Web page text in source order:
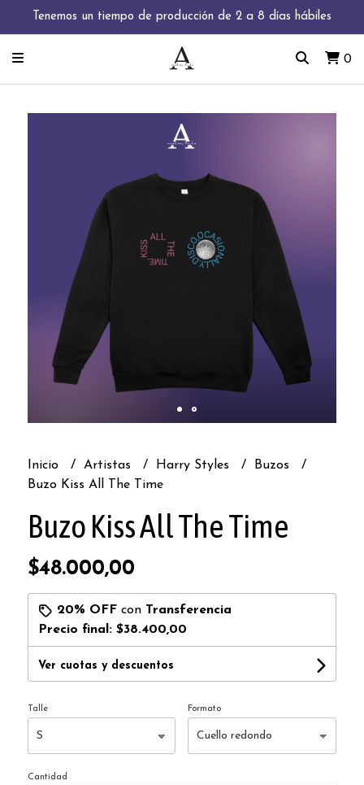
Tenemos un tiempo de producción de 2 a 8 días hábiles
0
Inicio Artistas Harry Styles
Buzos
Buzo Kiss All The Time
Buzo Kiss All The Time
$48.000,00
20% OFFcon Transferencia
Precio final: $38.400,00
Ver cuotas y descuentos
Talle Formato
Cantidad